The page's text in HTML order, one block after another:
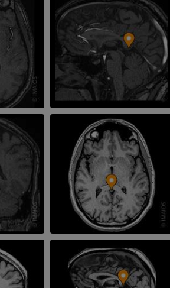
IRM de l’avant-pied
IRM
PREMIUM
Angioscanner des membres
inférieurs
TDM
PREMIUM
Jambe (artères et os)
TDM
GRATUIT
Artériographie des membres
inférieurs
Angiographie
GRATUIT